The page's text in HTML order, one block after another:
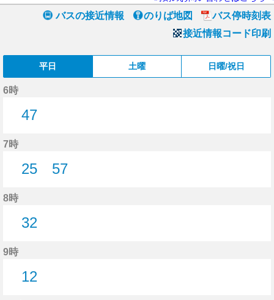
バスの接近情報 のりば地図
バス停時刻表
接近情報コード印刷
平日 土曜 日曜/祝日
6時
47
7時
25
57
8時
32
9時
12